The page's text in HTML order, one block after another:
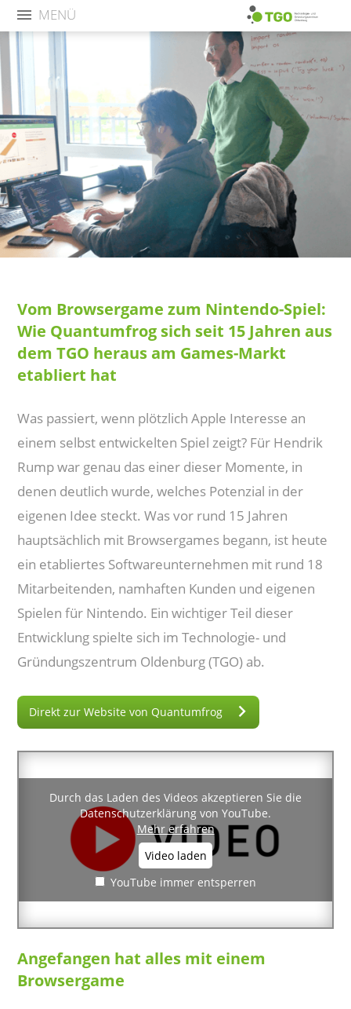
MENÜ
Vom Browsergame zum Nintendo-Spiel:
Wie Quantumfrog sich seit 15 Jahren aus
dem TGO heraus am Games-Markt
etabliert hat
Was passiert, wenn plötzlich Apple Interesse an
einem selbst entwickelten Spiel zeigt? Für Hendrik
Rump war genau das einer dieser Momente, in
denen deutlich wurde, welches Potenzial in der
eigenen Idee steckt. Was vor rund 15 Jahren
hauptsächlich mit Browsergames begann, ist heute
ein etabliertes Softwareunternehmen mit rund 18
Mitarbeitenden, namhaften Kunden und eigenen
Spielen für Nintendo. Ein wichtiger Teil dieser
Entwicklung spielte sich im Technologie- und
Gründungszentrum Oldenburg (TGO) ab.
Direkt zur Website von Quantumfrog
Durch das Laden des Videos akzeptieren Sie die
Datenschutzerklärung von YouTube.
Mehr erfahren
Video laden
YouTube immer entsperren
Angefangen hat alles mit einem
Browsergame